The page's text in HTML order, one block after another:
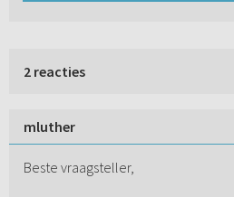
2 reacties
mluther
Beste vraagsteller,